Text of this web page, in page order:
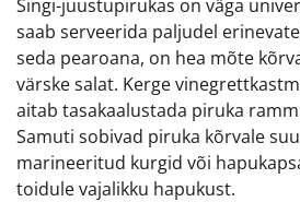
Singi-juustupirukas on väga
saab serveerida paljudel
seda pearoana, on hea mõte
värske salat. Kerge
aitab tasakaalustada piruka
Samuti sobivad piruka kõrvale
marineeritud kurgid või
toidule vajalikku hapukust.